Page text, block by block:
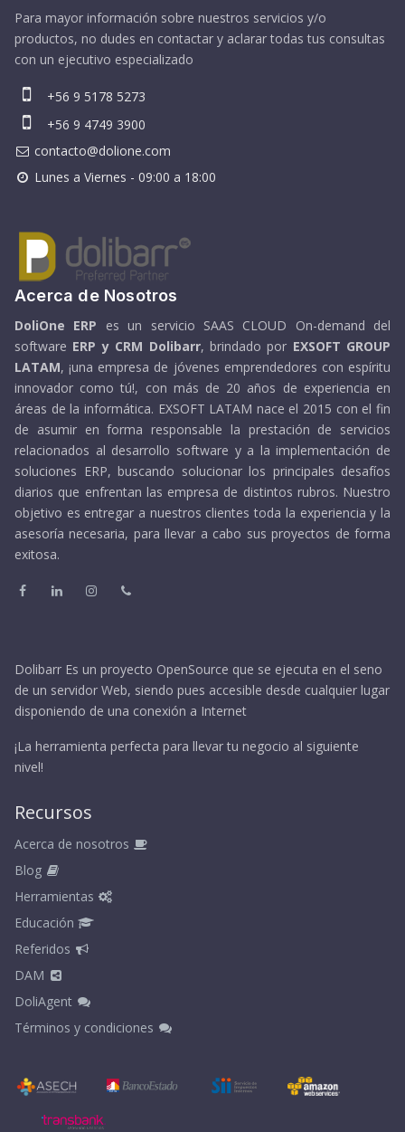
Para mayor información sobre nuestros servicios y/o
productos, no dudes en contactar y aclarar todas tus consultas
con un ejecutivo especializado
+56 9 5178 5273
+56 9 4749 3900
contacto@dolione.com
Lunes a Viernes - 09:00 a 18:00
Acerca de Nosotros
DoliOne ERP es un servicio SAAS CLOUD On-demand del
software ERP y CRM Dolibarr, brindado por EXSOFT GROUP
LATAM, ¡una empresa de jóvenes emprendedores con espíritu
innovador como tú!, con más de 20 años de experiencia en
áreas de la informática. EXSOFT LATAM nace el 2015 con el fin
de asumir en forma responsable la prestación de servicios
relacionados al desarrollo software y a la implementación de
soluciones ERP, buscando solucionar los principales desafíos
diarios que enfrentan las empresa de distintos rubros. Nuestro
objetivo es entregar a nuestros clientes toda la experiencia y la
asesoría necesaria, para llevar a cabo sus proyectos de forma
exitosa.
Dolibarr Es un proyecto OpenSource que se ejecuta en el seno
de un servidor Web, siendo pues accesible desde cualquier lugar
disponiendo de una conexión a Internet
¡La herramienta perfecta para llevar tu negocio al siguiente
nivel!
Recursos
Acerca de nosotros
Blog
Herramientas
Educación
Referidos
DAM
DoliAgent
Términos y condiciones